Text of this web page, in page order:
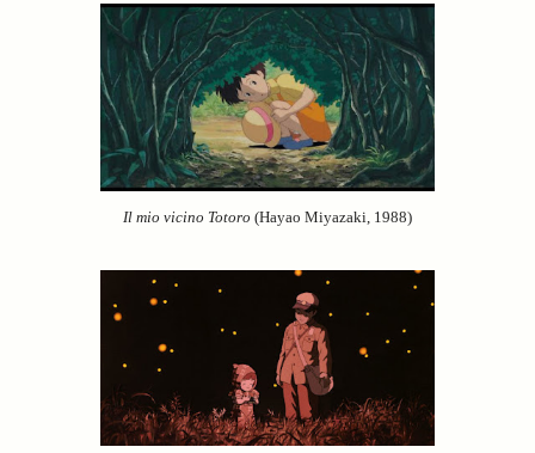
Il mio vicino Totoro (Hayao Miyazaki, 1988)